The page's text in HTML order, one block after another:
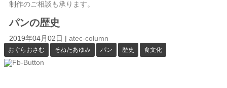
制作のご相談も承ります。
パンの歴史
2019年04月02日 | atec-column
おぐらおさむ そねたあゆみ パン 歴史 食文化